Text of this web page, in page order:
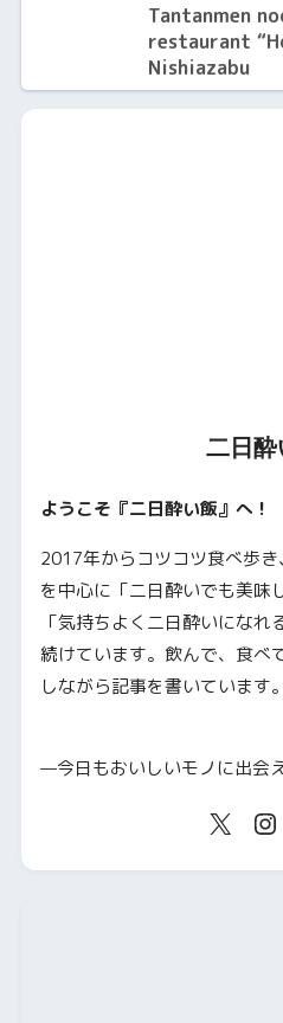
Tantanmen
restaurant
Nishiazabu
二日酔
ようこそ『二日酔い飯』へ！
2017年からコツコツ食べ歩
を中心に「二日酔いでも美味
「気持ちよく二日酔いにな
続けています。飲んで、食べ
しながら記事を書いています。
—今日もおいしいモノに出会